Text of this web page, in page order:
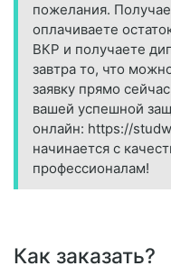
пожелания.
оплачиваете
ВКР и получаете
завтра то, что
заявку прямо
вашей успешной
онлайн: https://
начинается с
профессионалам!
Как заказать?